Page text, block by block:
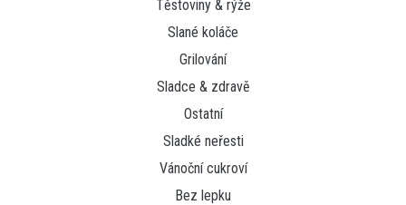
Těstoviny & rýže
Slané koláče
Grilování
Sladce & zdravě
Ostatní
Sladké neřesti
Vánoční cukroví
Bez lepku